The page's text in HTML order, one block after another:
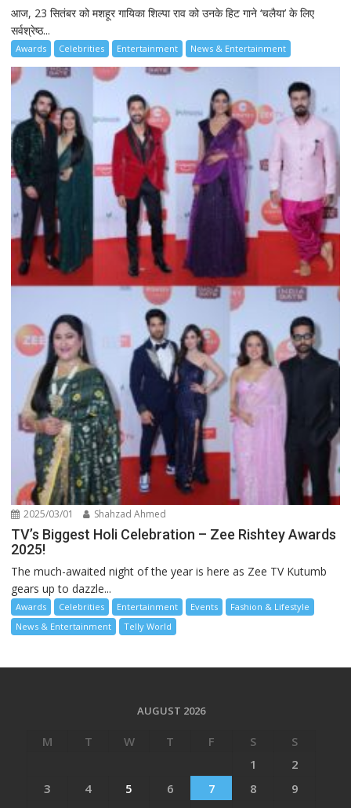
आज, 23 सितंबर को मशहूर गायिका शिल्पा राव को उनके हिट गाने ‘चलैया’ के लिए
सर्वश्रेष्ठ...
Awards Celebrities Entertainment News & Entertainment
2025/03/01 Shahzad Ahmed
TV’s Biggest Holi Celebration – Zee Rishtey Awards
2025!
The much-awaited night of the year is here as Zee TV Kutumb
gears up to dazzle...
Awards Celebrities Entertainment Events
Fashion & Lifestyle
News & Entertainment
Telly World
AUGUST 2026
M T W T F S
S
1
2
3
4 5 6 7 8
9